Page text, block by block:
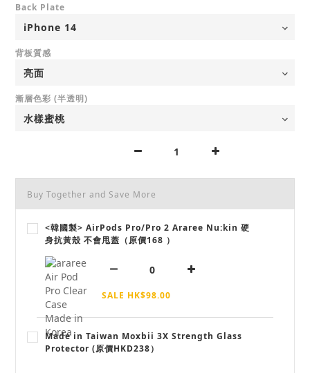
Back Plate
背板質感
漸層色彩 (半透明)
Buy Together and Save More
<韓國製> AirPods Pro/Pro 2 Araree Nu:kin 硬
身抗黃殼 不會甩蓋（原價168 ）
SALE HK$98.00
Made in Taiwan Moxbii 3X Strength Glass
Protector (原價HKD238）